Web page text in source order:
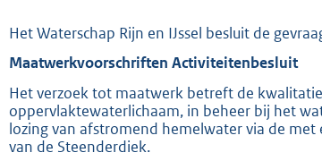
Het Waterschap Rijn en IJssel besluit de
Maatwerkvoorschriften Activiteitenbesluit
Het verzoek tot maatwerk betreft de
oppervlaktewaterlichaam, in beheer bij het
lozing van afstromend hemelwater via de
van de Steenderdiek.